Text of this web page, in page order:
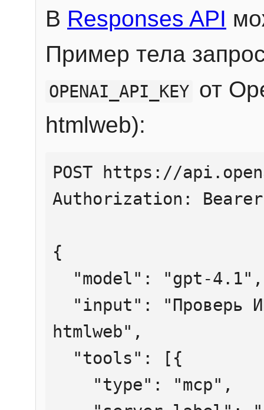
В Responses API
Пример тела
OPENAI_API_KEY от
htmlweb):
POST https://
Authorization:
{
htmlweb",